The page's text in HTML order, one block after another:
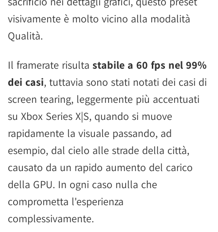
visivamente è molto vicino alla modalità
Qualità.
Il framerate risulta stabile a 60 fps nel 99%
dei casi, tuttavia sono stati notati dei casi di
screen tearing, leggermente più accentuati
su Xbox Series X|S, quando si muove
rapidamente la visuale passando, ad
esempio, dal cielo alle strade della città,
causato da un rapido aumento del carico
della GPU. In ogni caso nulla che
comprometta l'esperienza
complessivamente.